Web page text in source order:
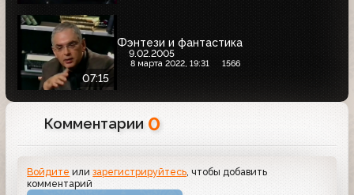
07:15
Фэнтези и фантастика
9.02.2005
8 марта 2022, 19:31 1566
Комментарии 0
Войдите илизарегистрируйтесь, чтобы добавить
комментарий